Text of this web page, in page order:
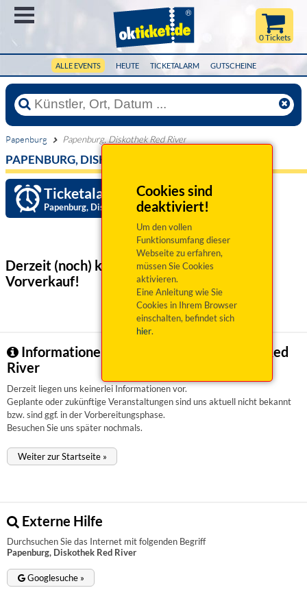
ALLE EVENTS HEUTE TICKETALARM GUTSCHEINE
0 Tickets
Cookies sind
deaktiviert!
Um den vollen
Funktionsumfang dieser
Webseite zu erfahren,
müssen Sie Cookies
aktivieren.
Eine Anleitung wie Sie
Cookies in Ihrem Browser
einschalten, befindet sich
hier.
Papenburg Papenburg, Diskothek Red River
PAPENBURG, DISKOTHEK RED RIVER
Ticketalarm einrichten »
Papenburg, Diskothek Red River
Derzeit (noch) keine Veranstaltungen
Vorverkauf!
Informationen zu Papenburg, Diskothek Red
River
Derzeit liegen uns keinerlei Informationen vor.
Geplante oder zukünftige Veranstaltungen sind uns aktuell nicht bekannt
bzw. sind ggf. in der Vorbereitungsphase.
Besuchen Sie uns später nochmals.
Weiter zur Startseite »
Externe Hilfe
Durchsuchen Sie das Internet mit folgenden Begriff
Papenburg, Diskothek Red River
Googlesuche »